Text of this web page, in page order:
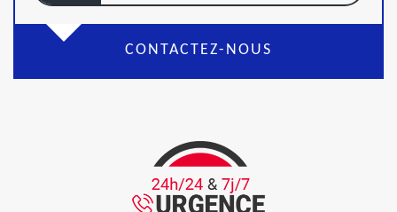
CONTACTEZ-NOUS